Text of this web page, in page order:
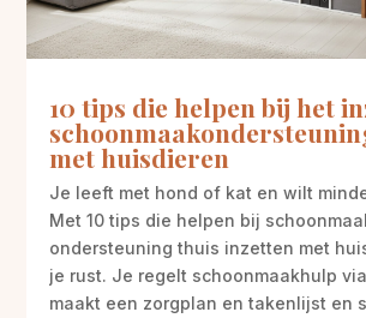
10 tips die helpen bij het
met huisdieren
Je leeft met hond of kat en wilt
Met 10 tips die helpen bij
ondersteuning thuis inzetten met
je rust. Je regelt schoonmaakhulp via
maakt een zorgplan en takenlijst en